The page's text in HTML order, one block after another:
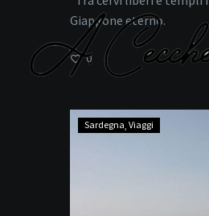
Giappone eterno.
0
Sardegna Viaggi